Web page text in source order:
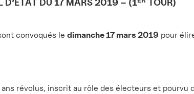
D’ETAT DU 17 MARS 2019 – (1 TOUR)
convoqués le dimanche 17 mars 2019 pour
révolus, inscrit au rôle des électeurs et pourvu